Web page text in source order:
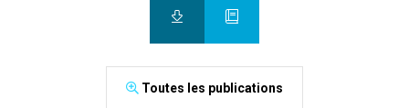
Toutes les publications